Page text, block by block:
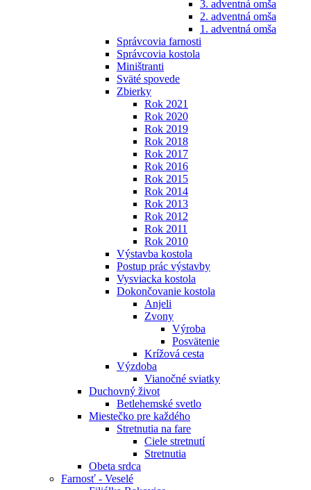
3. adventná omša
2. adventná omša
1. adventná omša
Správcovia farnosti
Správcovia kostola
Miništranti
Sväté spovede
Zbierky
Rok 2021
Rok 2020
Rok 2019
Rok 2018
Rok 2017
Rok 2016
Rok 2015
Rok 2014
Rok 2013
Rok 2012
Rok 2011
Rok 2010
Výstavba kostola
Postup prác výstavby
Vysviacka kostola
Dokončovanie kostola
Anjeli
Zvony
Výroba
Posvätenie
Krížová cesta
Výzdoba
Vianočné sviatky
Duchovný život
Betlehemské svetlo
Miestečko pre každého
Stretnutia na fare
Ciele stretnutí
Stretnutia
Obeta srdca
Farnosť - Veselé